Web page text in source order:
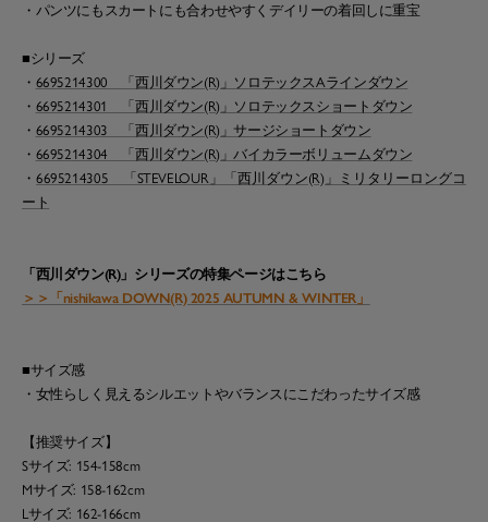
・パンツにもスカートにも合わせやすくデイリーの着回しに重宝
■シリーズ
・ 6695214300 「西川ダウン(R)」ソロテックスAラインダウン
・ 6695214301 「西川ダウン(R)」ソロテックスショートダウン
・ 6695214303 「西川ダウン(R)」サージショートダウン
・ 6695214304 「西川ダウン(R)」バイカラーボリュームダウン
・6695214305 「STEVELOUR」「西川ダウン(R)」ミリタリーロングコ
ート
「西川ダウン(R)」シリーズの特集ページはこちら
＞＞「nishikawa DOWN(R) 2025 AUTUMN & WINTER」
■サイズ感
・女性らしく見えるシルエットやバランスにこだわったサイズ感
【推奨サイズ】
Sサイズ: 154-158cm
Mサイズ: 158-162cm
Lサイズ: 162-166cm